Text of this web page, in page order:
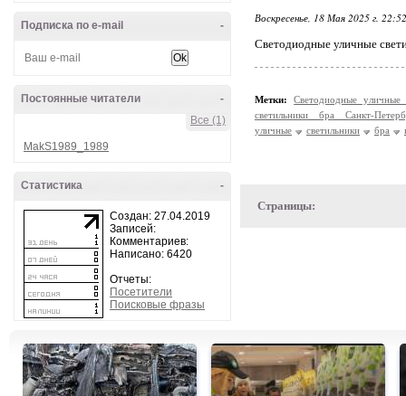
-
Подписка по e-mail
-
Постоянные читатели
Все (1)
MakS1989_1989
-
Статистика
Создан: 27.04.2019
Записей:
Комментариев:
Написано: 6420
Отчеты:
Посетители
Поисковые фразы
Воскресенье, 18 Мая 2025 г.
Светодиодные уличные
Метки:
Светодиодные
светильники бра Санкт-
уличные
светильники бра
Страницы: